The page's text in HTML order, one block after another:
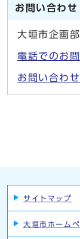
お問い合わせ
大垣市企画
電話でのお
お問い合わ
サイトマップ
大垣市ホーム